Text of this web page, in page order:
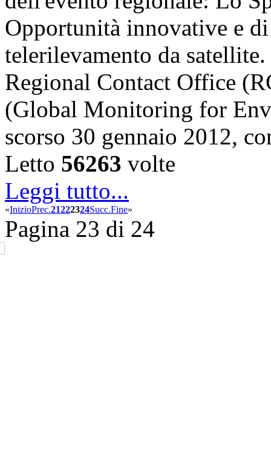
Opportunità innovative e
telerilevamento da
Regional Contact Office
(Global Monitoring for
scorso 30 gennaio 2012,
Letto 56263 volte
Leggi tutto...
«InizioPrec.21222324Succ.Fine»
Pagina 23 di 24